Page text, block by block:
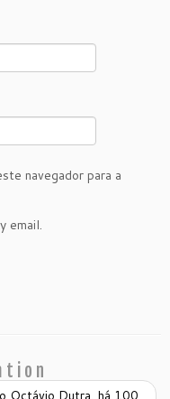
navegador para a
email.